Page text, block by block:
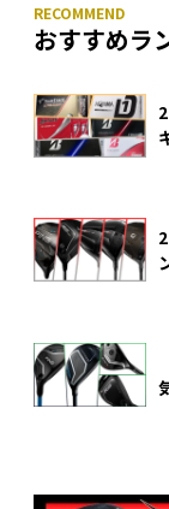
おすすめラ